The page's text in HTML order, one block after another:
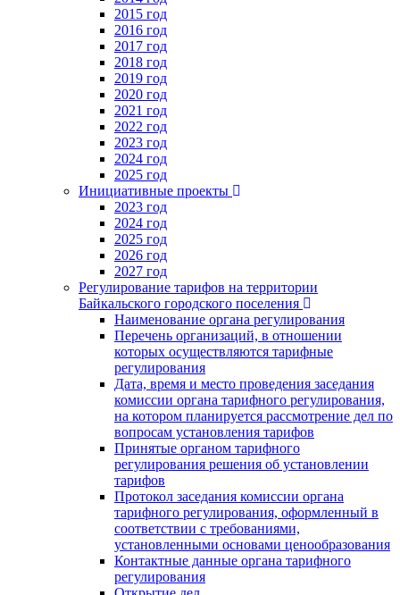
2015 год
2016 год
2017 год
2018 год
2019 год
2020 год
2021 год
2022 год
2023 год
2024 год
2025 год
Инициативные проекты
2023 год
2024 год
2025 год
2026 год
2027 год
Регулирование тарифов на территории
Байкальского городского поселения
Наименование органа регулирования
Перечень организаций, в отношении
которых осуществляются тарифные
регулирования
Дата, время и место проведения заседания
комиссии органа тарифного регулирования,
на котором планируется рассмотрение дел по
вопросам установления тарифов
Принятые органом тарифного
регулирования решения об установлении
тарифов
Протокол заседания комиссии органа
тарифного регулирования, оформленный в
соответствии с требованиями,
установленными основами ценообразования
Контактные данные органа тарифного
регулирования